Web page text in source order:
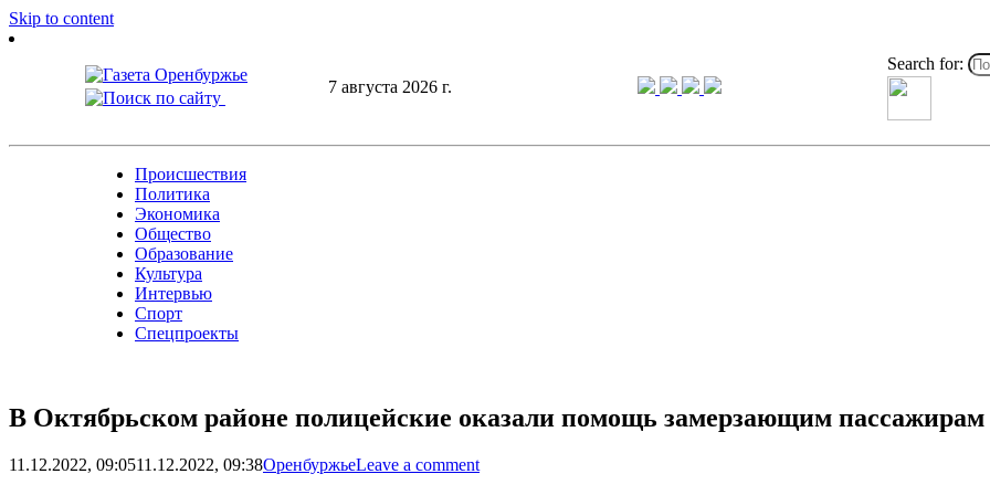
Skip to content
7 августа 2026 г.
Search for:
Происшествия
Политика
Экономика
Общество
Образование
Культура
Интервью
Спорт
Спецпроекты
В Октябрьском районе полицейские оказали помощь замерзающим пассажирам
11.12.2022, 09:0511.12.2022, 09:38ОренбуржьеLeave a comment